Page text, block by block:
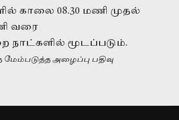
காலை 08.30 மணி முதல்
வரை
நாட்களில் மூடப்படும்.
அழைப்பு பதிவு